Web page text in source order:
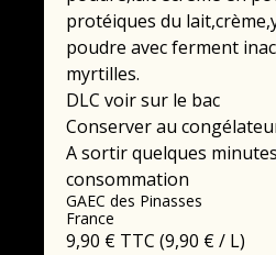
protéiques du
poudre avec ferment
myrtilles.
DLC voir sur le bac
Conserver au
A sortir quelques
consommation
GAEC des Pinasses
France
9,90 € TTC (9,90 € / L)